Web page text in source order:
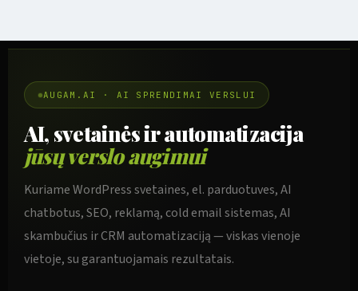
AUGAM.AI · AI SPRENDIMAI VERSLUI
AI, svetainės ir automatizacija
jūsų verslo augimui
Kuriame WordPress svetaines, el. parduotuves, AI
chatbotus, SEO, reklamą, cold email sistemas, AI
skambučius ir CRM automatizaciją — viskas vienoje
vietoje, su garantuojamais rezultatais.